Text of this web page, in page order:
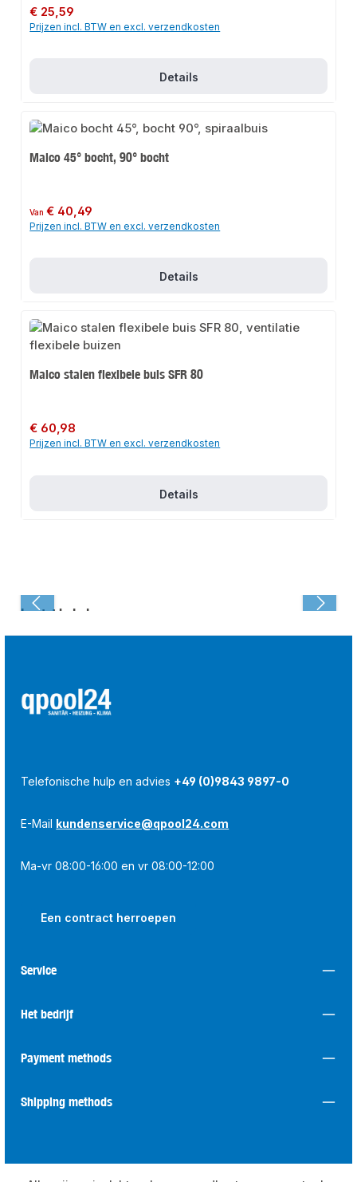
Normale prijs:
€ 25,59
Prijzen incl. BTW en excl. verzendkosten
Details
Maico 45° bocht, 90° bocht
Normale prijs:
Van€ 40,49
Prijzen incl. BTW en excl. verzendkosten
Details
Maico stalen flexibele buis SFR 80
Normale prijs:
€ 60,98
Prijzen incl. BTW en excl. verzendkosten
Details
Laatst bekeken:
Telefonische hulp en advies +49 (0)9843 9897-0
E-Mail kundenservice@qpool24.com
Ma-vr 08:00-16:00 en vr 08:00-12:00
Een contract herroepen
Service
Het bedrijf
Payment methods
Shipping methods